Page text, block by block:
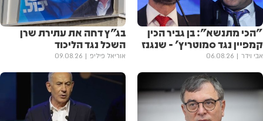
"הכי מתנשא": בן גביר הכין
קמפיין נגד סמוטריץ' - שנגנז
אבי וידר 06.08.26
בג״ץ דחה את עתירת שרן
השכל נגד הליכוד
אוריאל פיליפ 09.08.26